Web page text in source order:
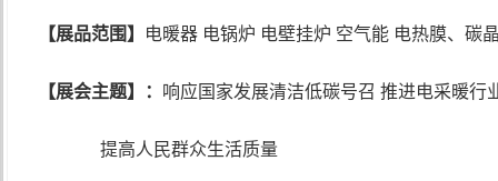
【展品范围】 电暖器 电锅炉 电壁挂炉 空气能 电热膜、碳
【展会主题】： 响应国家发展清洁低碳号召 推进电采暖行
提高人民群众生活质量